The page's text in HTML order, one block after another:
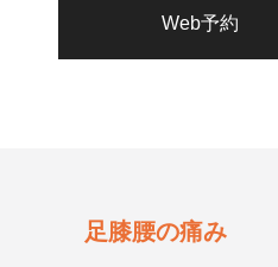
Web予約
足膝腰の痛み